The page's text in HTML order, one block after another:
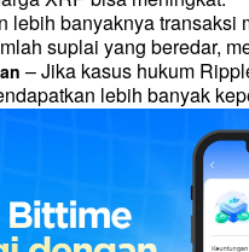
lebih banyaknya transaksi
suplai yang beredar,
– Jika kasus hukum
lebih banyak